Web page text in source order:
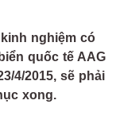
nghiệm có
quốc tế AAG
4/2015, sẽ phải
xong.